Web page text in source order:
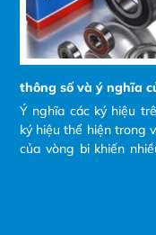
thông số và ý nghĩa
Ý nghĩa các ký hiệu
ký hiệu thể hiện trong
của vòng bi khiến